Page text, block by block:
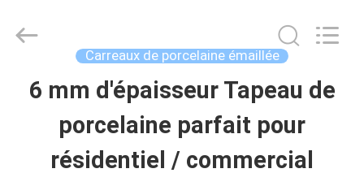
MAISON
FOSHAN
Carreaux de porcelaine émaillée
6 mm d'épaisseur Tapeau de
porcelaine parfait pour
résidentiel / commercial